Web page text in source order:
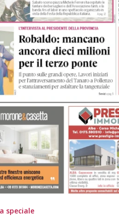
speciale